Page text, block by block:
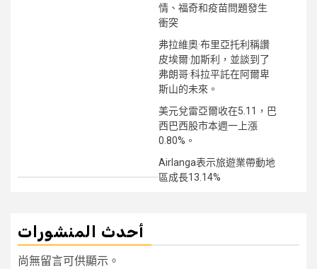
情、福奇和疫苗問題發生
衝突
弗拉維奧·布里亞托利稱讚
皮埃爾·加斯利，並談到了
弗朗哥·科拉平託在阿爾卑
斯山的未來。
美元兌雷亞爾收在5.11，巴
西巴西股市本週一上漲
0.80%。
Airlanga表示旅遊業帶動地
區成長13.14%
أحدث المنشورات
尚無留言可供顯示。